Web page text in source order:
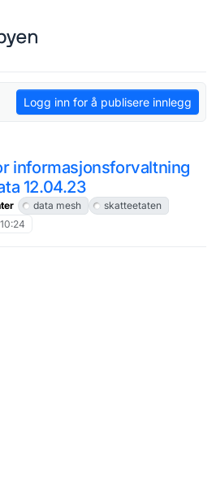
Logg inn for å publisere innlegg
informasjonsforvaltning
12.04.23
data mesh
skatteetaten